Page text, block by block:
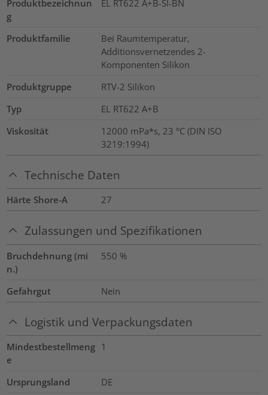
Produktbezeichnun
g
EL RT622 A+B-SI-BN
Produktfamilie
Bei Raumtemperatur,
Additionsvernetzendes 2-
Komponenten Silikon
Produktgruppe
RTV-2 Silikon
Typ
EL RT622 A+B
Viskosität
12000 mPa*s, 23 °C (DIN ISO
3219:1994)
Technische Daten
Härte Shore-A 27
Zulassungen und Spezifikationen
Bruchdehnung (mi
n.)
550 %
Gefahrgut Nein
Logistik und Verpackungsdaten
Mindestbestellmeng
e
1
Ursprungsland DE